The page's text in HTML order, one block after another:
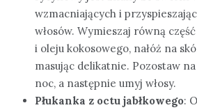
wzmacniających i
włosów. Wymieszaj równą
i oleju kokosowego, nałóż na
masując delikatnie. Pozostaw
noc, a następnie umyj włosy.
Płukanka z octu jabłkowego: